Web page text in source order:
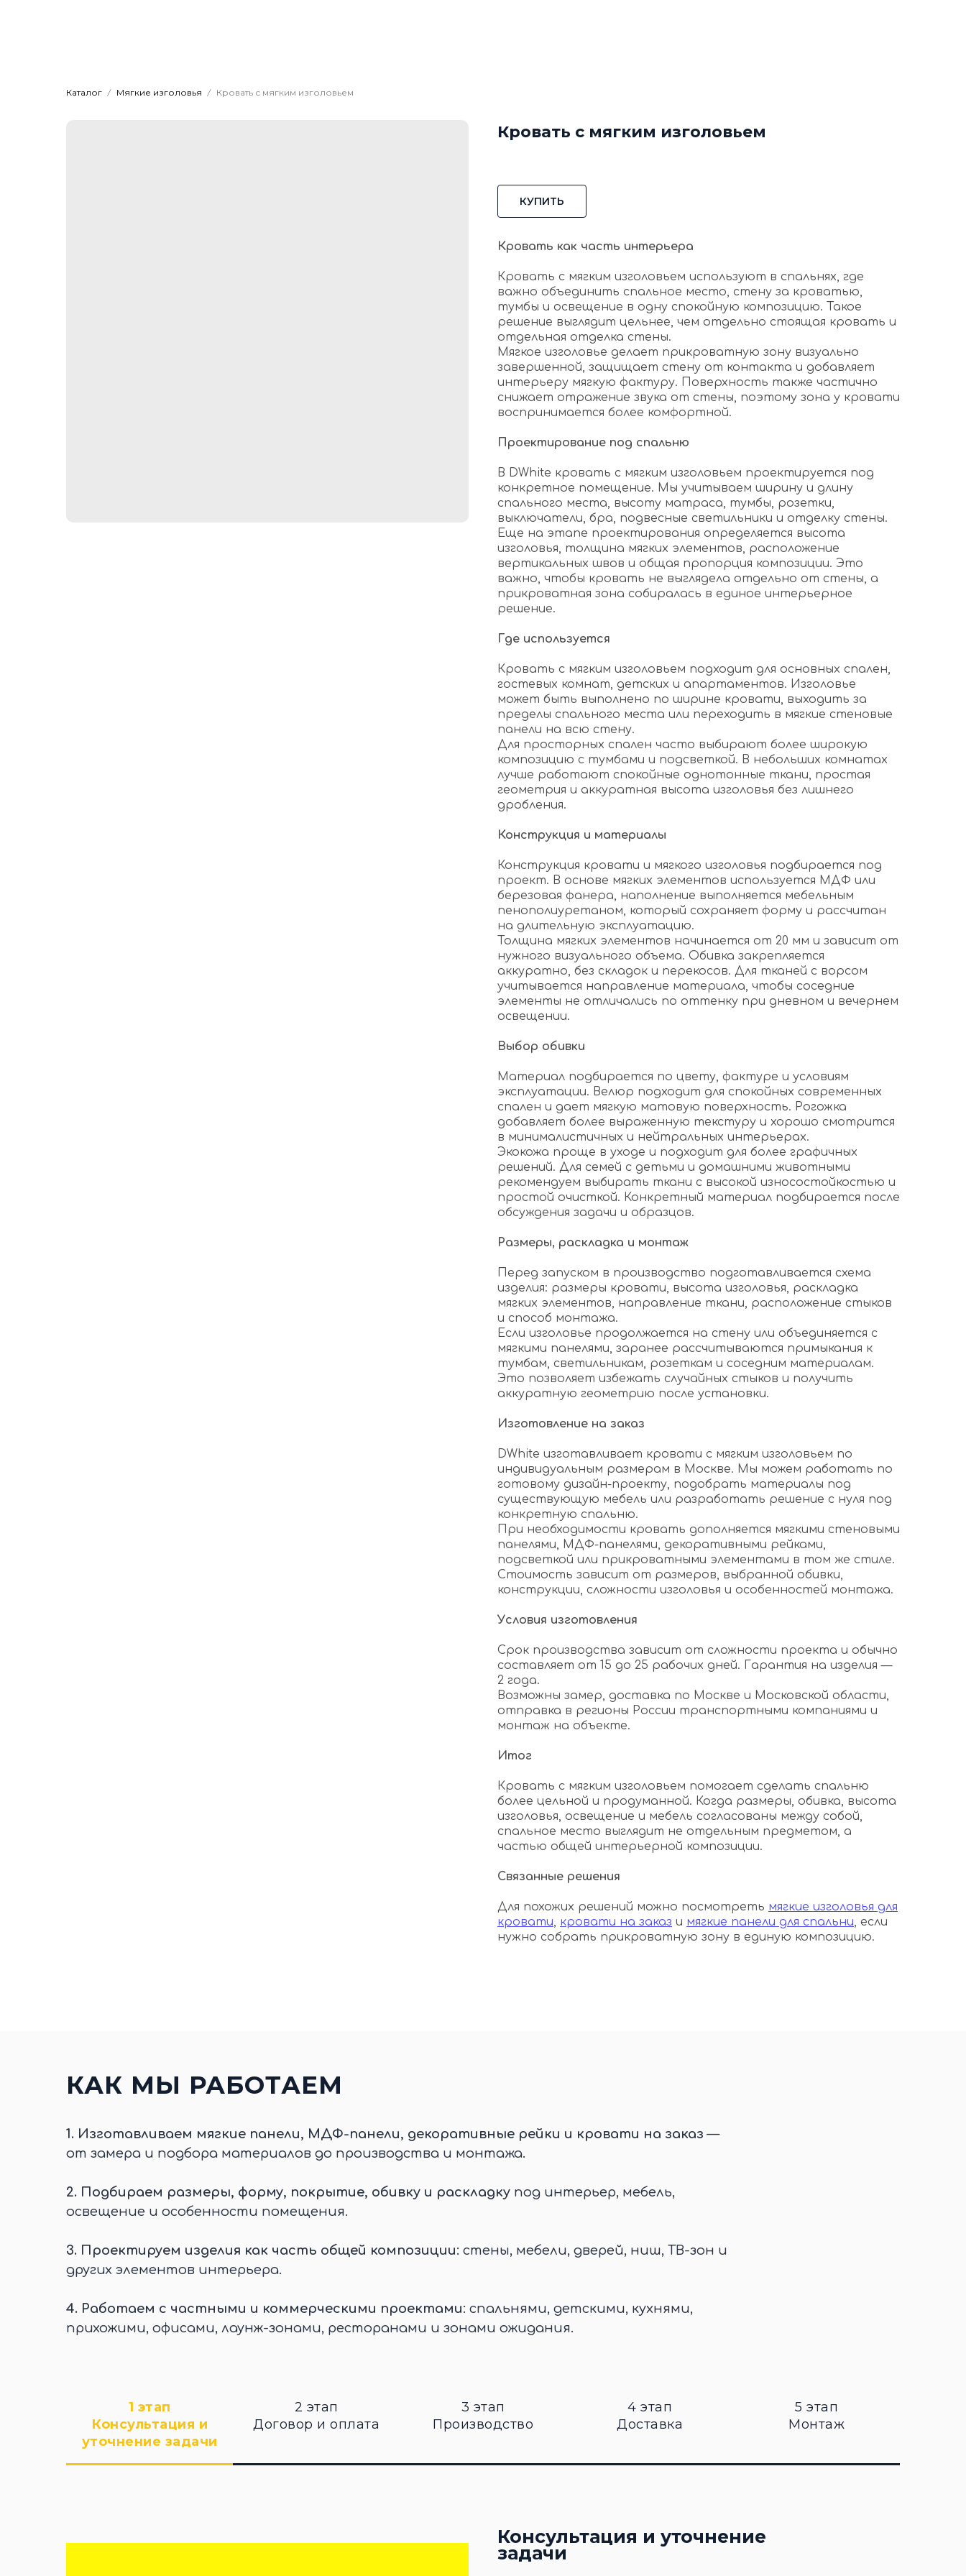
Каталог Мягкие изголовья Кровать с мягким изголовьем
Кровать с мягким изголовьем
КУПИТЬ
Кровать как часть интерьера
Кровать с мягким изголовьем используют в спальнях, где
важно объединить спальное место, стену за кроватью,
тумбы и освещение в одну спокойную композицию. Такое
решение выглядит цельнее, чем отдельно стоящая кровать и
отдельная отделка стены.
Мягкое изголовье делает прикроватную зону визуально
завершенной, защищает стену от контакта и добавляет
интерьеру мягкую фактуру. Поверхность также частично
снижает отражение звука от стены, поэтому зона у кровати
воспринимается более комфортной.
Проектирование под спальню
В DWhite кровать с мягким изголовьем проектируется под
конкретное помещение. Мы учитываем ширину и длину
спального места, высоту матраса, тумбы, розетки,
выключатели, бра, подвесные светильники и отделку стены.
Еще на этапе проектирования определяется высота
изголовья, толщина мягких элементов, расположение
вертикальных швов и общая пропорция композиции. Это
важно, чтобы кровать не выглядела отдельно от стены, а
прикроватная зона собиралась в единое интерьерное
решение.
Где используется
Кровать с мягким изголовьем подходит для основных спален,
гостевых комнат, детских и апартаментов. Изголовье
может быть выполнено по ширине кровати, выходить за
пределы спального места или переходить в мягкие стеновые
панели на всю стену.
Для просторных спален часто выбирают более широкую
композицию с тумбами и подсветкой. В небольших комнатах
лучше работают спокойные однотонные ткани, простая
геометрия и аккуратная высота изголовья без лишнего
дробления.
Конструкция и материалы
Конструкция кровати и мягкого изголовья подбирается под
проект. В основе мягких элементов используется МДФ или
березовая фанера, наполнение выполняется мебельным
пенополиуретаном, который сохраняет форму и рассчитан
на длительную эксплуатацию.
Толщина мягких элементов начинается от 20 мм и зависит от
нужного визуального объема. Обивка закрепляется
аккуратно, без складок и перекосов. Для тканей с ворсом
учитывается направление материала, чтобы соседние
элементы не отличались по оттенку при дневном и вечернем
освещении.
Выбор обивки
Материал подбирается по цвету, фактуре и условиям
эксплуатации. Велюр подходит для спокойных современных
спален и дает мягкую матовую поверхность. Рогожка
добавляет более выраженную текстуру и хорошо смотрится
в минималистичных и нейтральных интерьерах.
Экокожа проще в уходе и подходит для более графичных
решений. Для семей с детьми и домашними животными
рекомендуем выбирать ткани с высокой износостойкостью и
простой очисткой. Конкретный материал подбирается после
обсуждения задачи и образцов.
Размеры, раскладка и монтаж
Перед запуском в производство подготавливается схема
изделия: размеры кровати, высота изголовья, раскладка
мягких элементов, направление ткани, расположение стыков
и способ монтажа.
Если изголовье продолжается на стену или объединяется с
мягкими панелями, заранее рассчитываются примыкания к
тумбам, светильникам, розеткам и соседним материалам.
Это позволяет избежать случайных стыков и получить
аккуратную геометрию после установки.
Изготовление на заказ
DWhite изготавливает кровати с мягким изголовьем по
индивидуальным размерам в Москве. Мы можем работать по
готовому дизайн-проекту, подобрать материалы под
существующую мебель или разработать решение с нуля под
конкретную спальню.
При необходимости кровать дополняется мягкими стеновыми
панелями, МДФ-панелями, декоративными рейками,
подсветкой или прикроватными элементами в том же стиле.
Стоимость зависит от размеров, выбранной обивки,
конструкции, сложности изголовья и особенностей монтажа.
Условия изготовления
Срок производства зависит от сложности проекта и обычно
составляет от 15 до 25 рабочих дней. Гарантия на изделия —
2 года.
Возможны замер, доставка по Москве и Московской области,
отправка в регионы России транспортными компаниями и
монтаж на объекте.
Итог
Кровать с мягким изголовьем помогает сделать спальню
более цельной и продуманной. Когда размеры, обивка, высота
изголовья, освещение и мебель согласованы между собой,
спальное место выглядит не отдельным предметом, а
частью общей интерьерной композиции.
Связанные решения
Для похожих решений можно посмотреть мягкие изголовья для
кровати, кровати на заказ и мягкие панели для спальни, если
нужно собрать прикроватную зону в единую композицию.
КАК МЫ РАБОТАЕМ
1. Изготавливаем мягкие панели, МДФ-панели, декоративные рейки и кровати на заказ —
от замера и подбора материалов до производства и монтажа.
2. Подбираем размеры, форму, покрытие, обивку и раскладку под интерьер, мебель,
освещение и особенности помещения.
3. Проектируем изделия как часть общей композиции: стены, мебели, дверей, ниш, ТВ-зон и
других элементов интерьера.
4. Работаем с частными и коммерческими проектами: спальнями, детскими, кухнями,
прихожими, офисами, лаунж-зонами, ресторанами и зонами ожидания.
1 этап
Консультация и
уточнение задачи
2 этап
Договор и оплата
3 этап
Производство
4 этап
Доставка
5 этап
Монтаж
Консультация и уточнение
задачи